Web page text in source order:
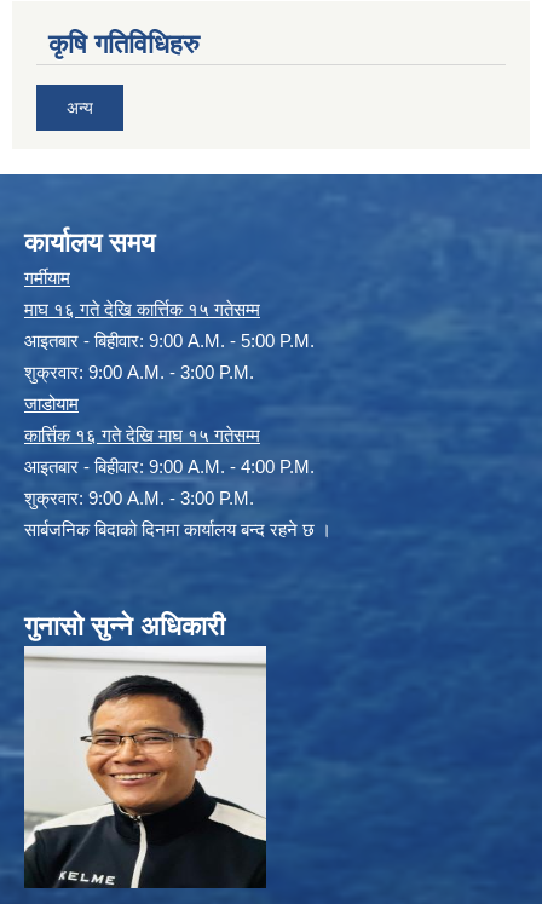
कृषि गतिविधिहरु
अन्य
कार्यालय समय
गर्मीयाम
माघ १६ गते देखि कार्त्तिक १५ गतेसम्म
आइतबार - बिहीवार: 9:00 A.M. - 5:00 P.M.
शुक्रवार: 9:00 A.M. - 3:00 P.M.
जाडोयाम
कार्त्तिक १६ गते देखि माघ १५ गतेसम्म
आइतबार - बिहीवार: 9:00 A.M. - 4:00 P.M.
शुक्रवार: 9:00 A.M. - 3:00 P.M.
सार्बजनिक बिदाको दिनमा कार्यालय बन्द रहने छ ।
गुनासो सुन्ने अधिकारी